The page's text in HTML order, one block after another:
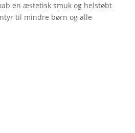
en æstetisk smuk og helstøbt
til mindre børn og alle